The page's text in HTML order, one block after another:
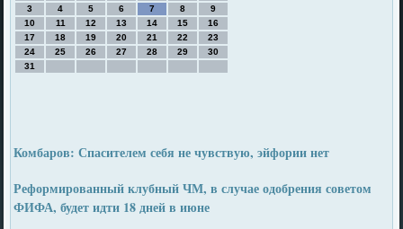
3
4 5 6 7 8
9
10
11 12 13 14 15
16
17
18 19 20 21 22
23
24
25 26 27 28 29
30
31
Комбаров: Спасителем себя не чувствую, эйфории нет
Реформированный клубный ЧМ, в случае одобрения советом
ФИФА, будет идти 18 дней в июне